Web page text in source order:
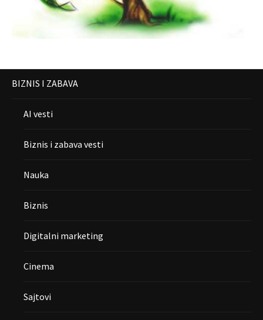
BIZNIS I ZABAVA
AI vesti
Biznis i zabava vesti
Nauka
Biznis
Digitalni marketing
Cinema
Sajtovi